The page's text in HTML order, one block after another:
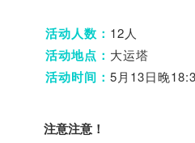
活动人数： 12人
活动地点： 大运塔
活动时间： 5月13日晚
注意注意！